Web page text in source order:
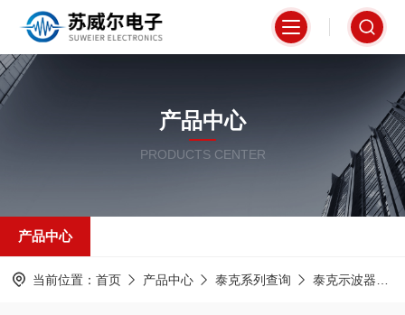
产品中心
PRODUCTS CENTER
产品中心
当前位置： 首页 产品中心 泰克系列查询 泰克示波器